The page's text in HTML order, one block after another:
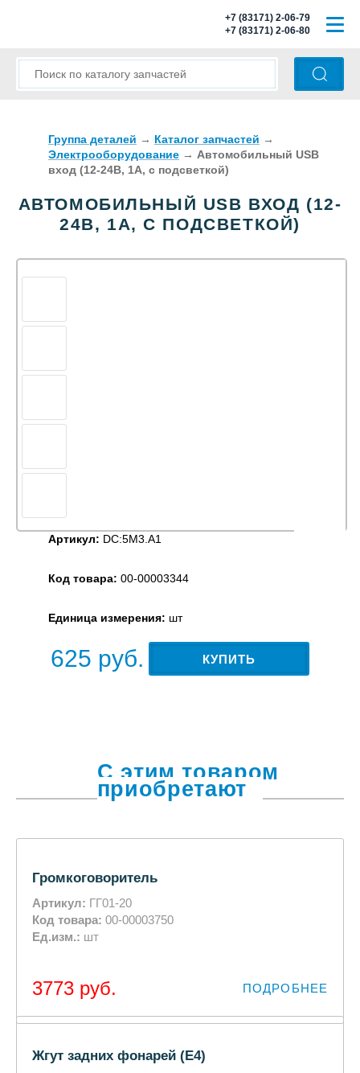
Группа деталей → Каталог запчастей →
Электрооборудование → Автомобильный USB
вход (12-24В, 1А, с подсветкой)
АВТОМОБИЛЬНЫЙ USB ВХОД (12-
24В, 1А, С ПОДСВЕТКОЙ)
Артикул: DC:5М3.A1
Код товара: 00-00003344
Единица измерения: шт
625 руб. КУПИТЬ
С этим товаром
приобретают
Громкоговоритель
Артикул: ГГ01-20
Код товара: 00-00003750
Ед.изм.: шт
3773 руб. ПОДРОБНЕЕ
Жгут задних фонарей (Е4)
+7 (83171) 2-06-79
+7 (83171) 2-06-80
КАТАЛОГ ЗАПЧАСТЕЙ
МОДЕЛИ АВТОБУСОВ
ОПЛАТА И ДОСТАВКА